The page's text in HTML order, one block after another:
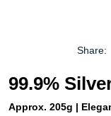
Share:
99.9%
Approx. 205g |